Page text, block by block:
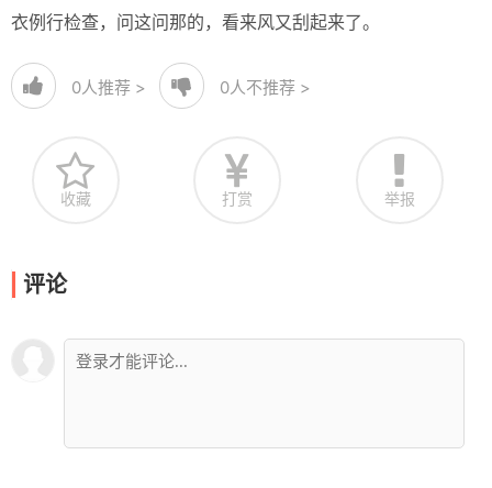
衣例行检查，问这问那的，看来风又刮起来了。
0人推荐 > 0人不推荐 >
收藏 打赏 举报
评论